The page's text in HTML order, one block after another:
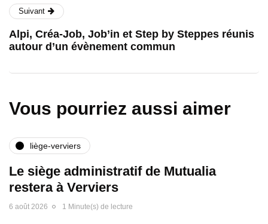
Suivant
Alpi, Créa-Job, Job’in et Step by Steppes réunis
autour d’un évènement commun
Vous pourriez aussi aimer
liège-verviers
Le siège administratif de Mutualia
restera à Verviers
6 août 2026 1 Minute(s) de lecture